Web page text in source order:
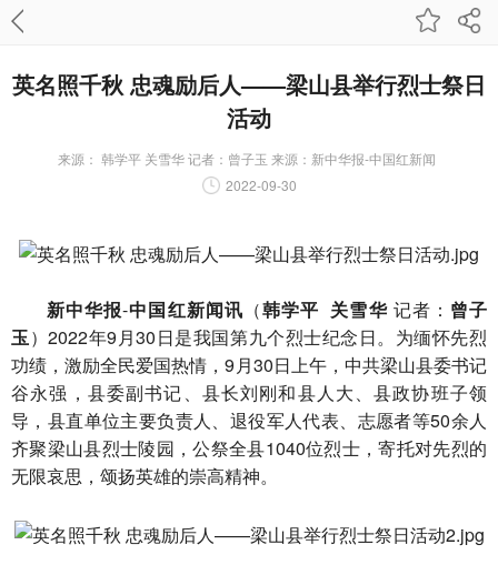
英名照千秋 忠魂励后人——梁山县举行烈士祭日
活动
来源： 韩学平 关雪华 记者：曾子玉 来源：新中华报-中国红新闻
2022-09-30
新中华报-中国红新闻讯 （韩学平 关雪华记者： 曾子
玉）2022年9月30日是我国第九个烈士纪念日。为缅怀先烈
功绩，激励全民爱国热情，9月30日上午，中共梁山县委书记
谷永强，县委副书记、县长刘刚和县人大、县政协班子领
导，县直单位主要负责人、退役军人代表、志愿者等50余人
齐聚梁山县烈士陵园，公祭全县1040位烈士，寄托对先烈的
无限哀思，颂扬英雄的崇高精神。